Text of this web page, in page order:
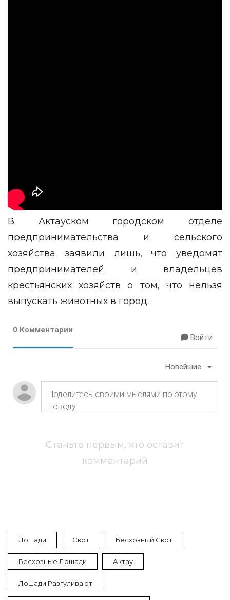
В Актауском городском отделе
предпринимательства и сельского
хозяйства заявили лишь, что уведомят
предпринимателей и владельцев
крестьянских хозяйств о том, что нельзя
выпускать животных в город.
0 Комментарии
Войти
Новейшие
Станьте первым, кто оставит
комментарий
Лошади Скот Бесхозный Скот
Бесхозные Лошади Актау
Лошади Разгуливают